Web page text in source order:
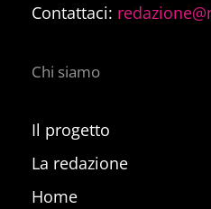
Contattaci:
Chi siamo
Il progetto
La redazione
Home